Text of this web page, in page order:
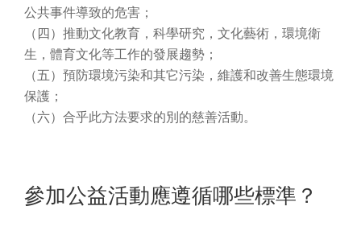
公共事件導致的危害；
（四）推動文化教育，科學研究，文化藝術，環境衛
生，體育文化等工作的發展趨勢；
（五）預防環境污染和其它污染，維護和改善生態環境
保護；
（六）合乎此方法要求的別的慈善活動。
參加公益活動應遵循哪些標準？